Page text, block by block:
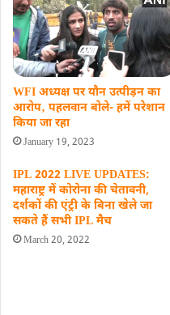
WFI अध्यक्ष पर यौन उत्पीड़न का
आरोप‚ पहलवान बोले- हमें परेशान
किया जा रहा
January 19, 2023
IPL 2022 LIVE UPDATES:
महाराष्ट्र में कोरोना की चेतावनी,
दर्शकों की एंट्री के बिना खेले जा
सकते हैं सभी IPL मैच
March 20, 2022